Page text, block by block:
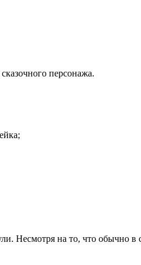
персонажа.
Несмотря на то, что обычно